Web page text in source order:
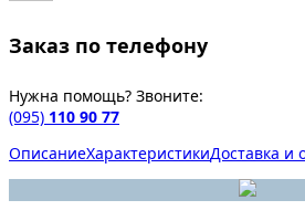
Заказ по телефону
Нужна помощь? Звоните:
(095) 110 90 77
ОписаниеХарактеристикиДоставка и